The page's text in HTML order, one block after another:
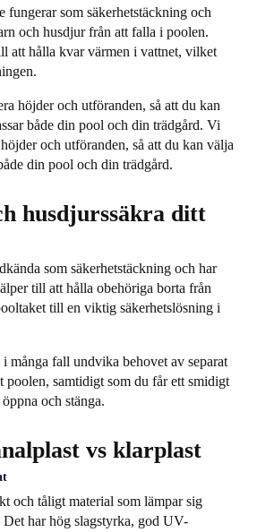
fungerar som säkerhetstäckning och
och husdjur från att falla i poolen.
att hålla kvar värmen i vattnet, vilket
höjder och utföranden, så att du kan
både din pool och din trädgård. Vi
och utföranden, så att du kan välja
din pool och din trädgård.
husdjurssäkra ditt
som säkerhetstäckning och har
till att hålla obehöriga borta från
till en viktig säkerhetslösning i
många fall undvika behovet av separat
poolen, samtidigt som du får ett smidigt
och stänga.
vs klarplast
och tåligt material som lämpar sig
har hög slagstyrka, god UV-